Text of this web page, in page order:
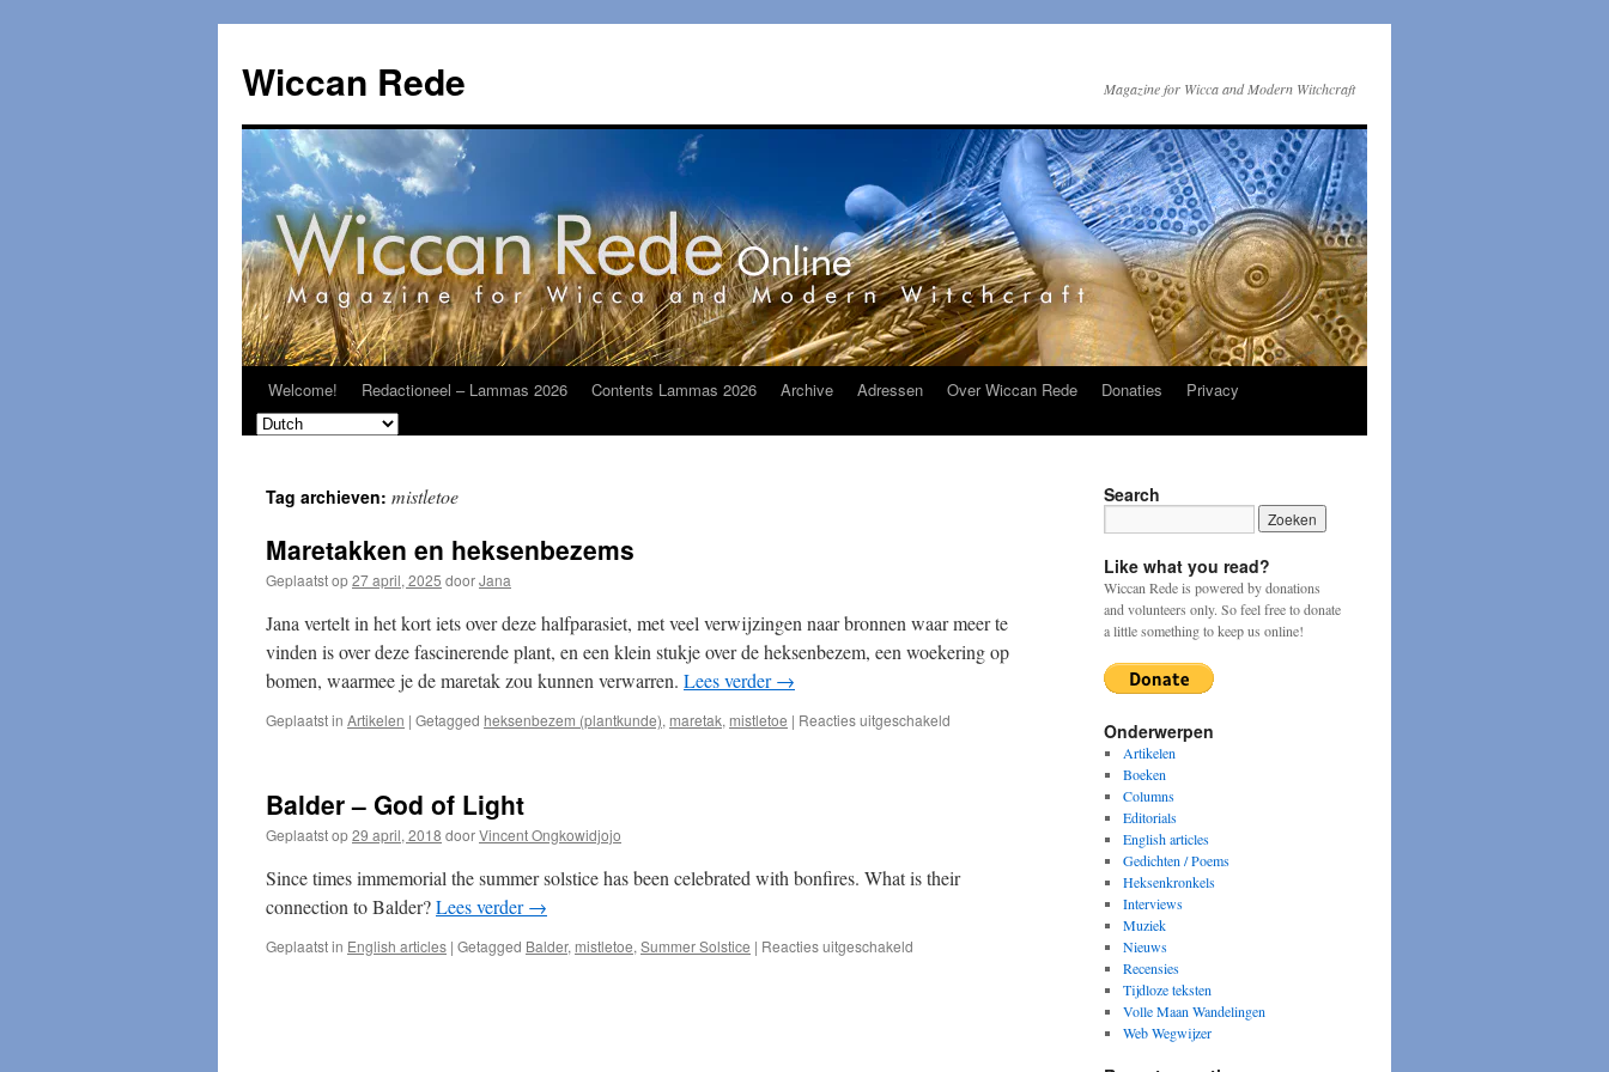
de
inhoud
Wiccan Rede Magazine for Wicca and Modern Witchcraft
Welcome! Redactioneel – Lammas 2026 Contents Lammas 2026 Archive Adressen Over Wiccan Rede Donaties Privacy
Tag archieven: mistletoe
Maretakken en heksenbezems
Geplaatst op27 april, 2025 doorJana
Jana vertelt in het kort iets over deze halfparasiet, met veel verwijzingen naar bronnen waar meer te
vinden is over deze fascinerende plant, en een klein stukje over de heksenbezem, een woekering op
bomen, waarmee je de maretak zou kunnen verwarren. Lees verder→
Geplaatst in Artikelen | Getagged heksenbezem (plantkunde), maretak, mistletoe | Reacties uitgeschakeld
Balder – God of Light
Geplaatst op29 april, 2018 doorVincent Ongkowidjojo
Since times immemorial the summer solstice has been celebrated with bonfires. What is their
connection to Balder?Lees verder→
Geplaatst in English articles | Getagged Balder, mistletoe, Summer Solstice | Reacties uitgeschakeld
Search
Like what you read?
Wiccan Rede is powered by donations
and volunteers only. So feel free to donate
a little something to keep us online!
Onderwerpen
Artikelen
Boeken
Columns
Editorials
English articles
Gedichten / Poems
Heksenkronkels
Interviews
Muziek
Nieuws
Recensies
Tijdloze teksten
Volle Maan Wandelingen
Web Wegwijzer